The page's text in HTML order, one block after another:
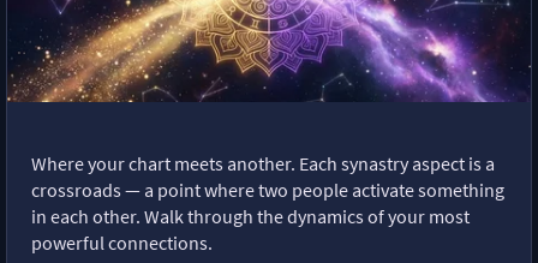
Where your chart meets another. Each synastry aspect is a
crossroads — a point where two people activate something
in each other. Walk through the dynamics of your most
powerful connections.